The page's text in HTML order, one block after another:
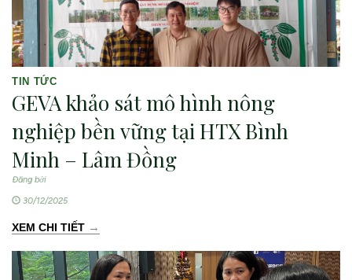
TIN TỨC
GEVA khảo sát mô hình nông
nghiệp bền vững tại HTX Bình
Minh – Lâm Đồng
Đăng bởi
30/12/2025
XEM CHI TIẾT →